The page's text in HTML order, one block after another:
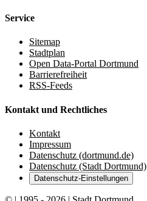
Service
Sitemap
Stadtplan
Open Data-Portal Dortmund
Barrierefreiheit
RSS-Feeds
Kontakt und Rechtliches
Kontakt
Impressum
Datenschutz (dortmund.de)
Datenschutz (Stadt Dortmund)
Datenschutz-Einstellungen